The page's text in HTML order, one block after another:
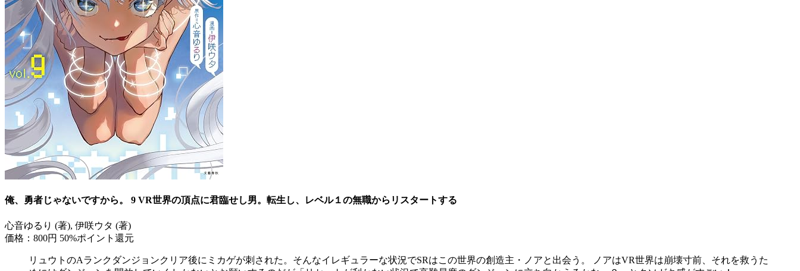
俺、勇者じゃないですから。 9 VR世界の頂点に君臨せし男。転生し、レベル１の無職からリスタートする
心音ゆるり (著), 伊咲ウタ (著)
価格：800円 50%ポイント還元
リュウトのAランクダンジョンクリア後にミカゲが刺された。そんなイレギュラーな状況でSRはこの世界の創造主・ノアと出会う。 ノアはVR世界は崩壊寸前、それを救うた